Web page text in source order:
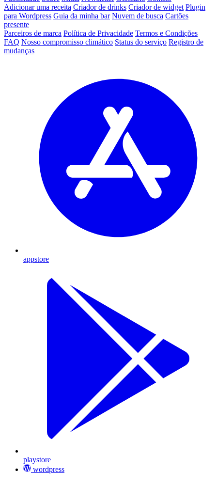
Adicionar uma receita Criador de drinks Criador de widget Plugin
para Wordpress Guia da minha bar Nuvem de busca Cartões
presente
Parceiros de marca Política de Privacidade Termos e Condições
FAQ Nosso compromisso climático Status do serviço Registro de
mudanças
appstore
playstore
wordpress